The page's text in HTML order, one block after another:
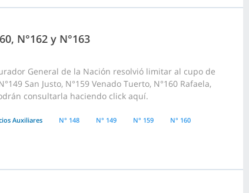
N°162 y N°163
General de la Nación resolvió limitar al cupo de
San Justo, N°159 Venado Tuerto, N°160 Rafaela,
consultarla haciendo click aquí.
Auxiliares N° 148 N° 149 N° 159 N° 160